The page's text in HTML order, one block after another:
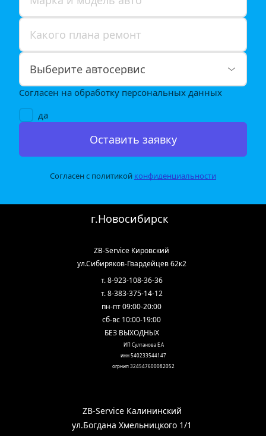
Согласен на обработку персональных данных
да
Оставить заявку
Согласен с политикой конфиденциальности
г.Новосибирск
т. 8-923-108-36-36
т. 8-383-375-14-12
пн-пт 09:00-20:00
сб-вс 10:00-19:00
БЕЗ ВЫХОДНЫХ
ZB-Service Калининский
ул.Богдана Хмельницкого 1/1
ZB-Service Кировский
ул.Сибиряков-Гвардейцев 62к2
ИП Султанова Е.А
инн 540233544147
огрнип 324547600082052